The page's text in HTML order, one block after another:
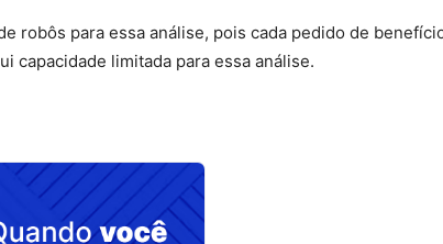
robôs para essa análise, pois cada pedido de
capacidade limitada para essa análise.